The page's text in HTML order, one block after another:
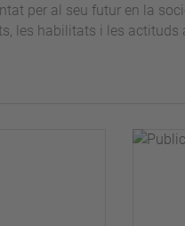
per al seu futur en la
les habilitats i les actituds